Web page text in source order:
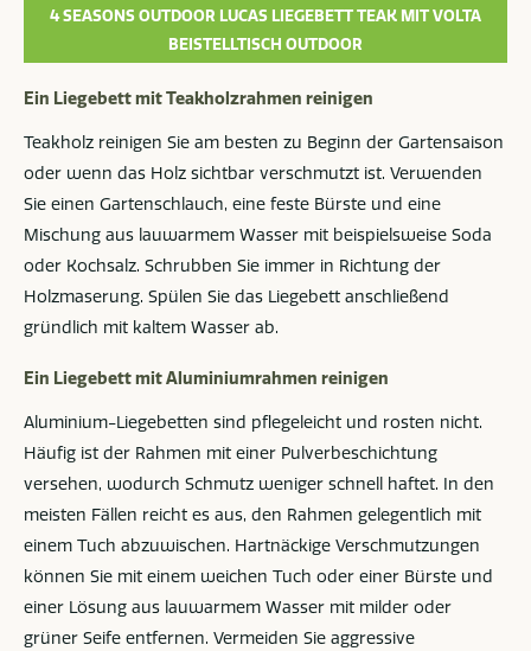
4 SEASONS OUTDOOR LUCAS LIEGEBETT TEAK MIT VOLTA
BEISTELLTISCH OUTDOOR
Ein Liegebett mit Teakholzrahmen reinigen
Teakholz reinigen Sie am besten zu Beginn der Gartensaison
oder wenn das Holz sichtbar verschmutzt ist. Verwenden
Sie einen Gartenschlauch, eine feste Bürste und eine
Mischung aus lauwarmem Wasser mit beispielsweise Soda
oder Kochsalz. Schrubben Sie immer in Richtung der
Holzmaserung. Spülen Sie das Liegebett anschließend
gründlich mit kaltem Wasser ab.
Ein Liegebett mit Aluminiumrahmen reinigen
Aluminium-Liegebetten sind pflegeleicht und rosten nicht.
Häufig ist der Rahmen mit einer Pulverbeschichtung
versehen, wodurch Schmutz weniger schnell haftet. In den
meisten Fällen reicht es aus, den Rahmen gelegentlich mit
einem Tuch abzuwischen. Hartnäckige Verschmutzungen
können Sie mit einem weichen Tuch oder einer Bürste und
einer Lösung aus lauwarmem Wasser mit milder oder
grüner Seife entfernen. Vermeiden Sie aggressive